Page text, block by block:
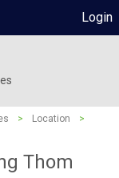
Login
> Location
>
Thom